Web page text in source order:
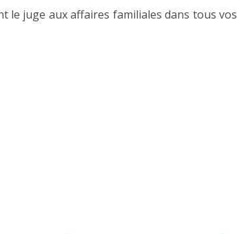
le juge aux affaires familiales dans tous vos